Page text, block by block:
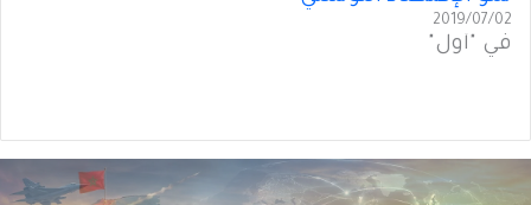
2019/07/02
في "أول"